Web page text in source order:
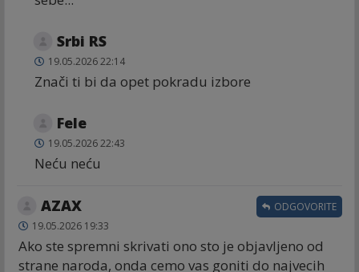
Srbi RS
19.05.2026 22:14
Znači ti bi da opet pokradu izbore
Fele
19.05.2026 22:43
Neću neću
AZAX
19.05.2026 19:33
Ako ste spremni skrivati ono sto je objavljeno od
strane naroda, onda cemo vas goniti do najvecih
ODGOVORITE